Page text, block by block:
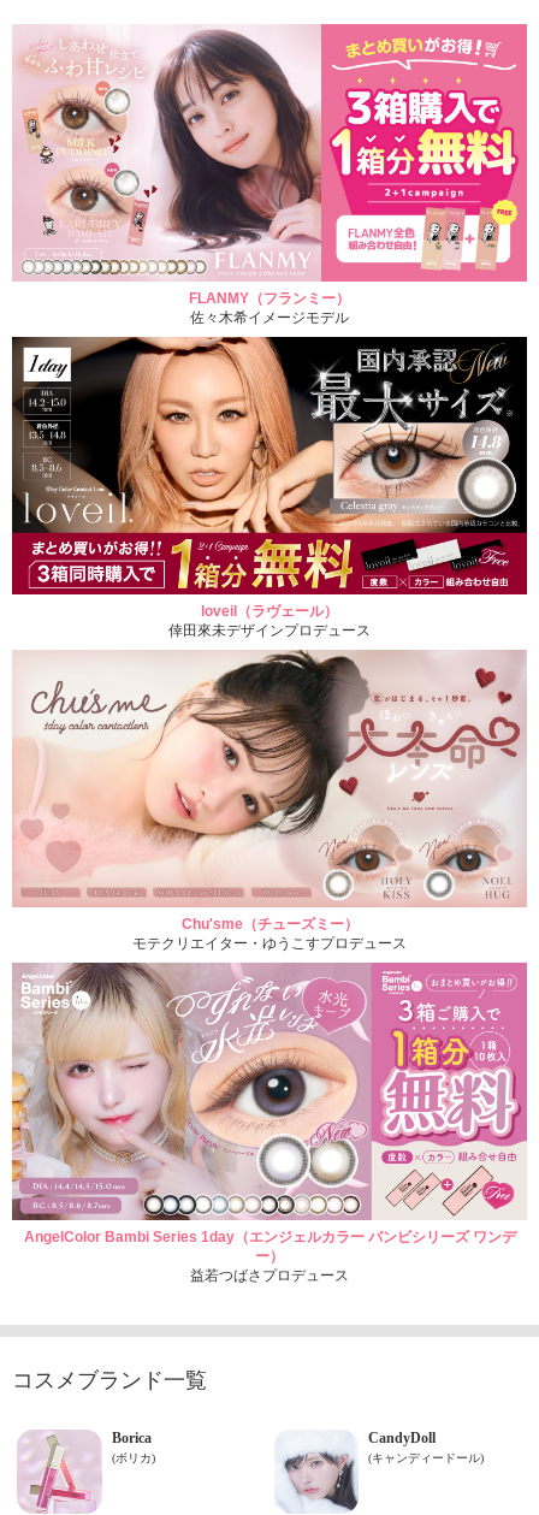
FLANMY（フランミー）
佐々木希イメージモデル
loveil（ラヴェール）
倖田來未デザインプロデュース
Chu'sme（チューズミー）
モテクリエイター・ゆうこすプロデュース
AngelColor Bambi Series 1day（エンジェルカラー バンビシリーズ ワンデ
ー）
益若つばさプロデュース
コスメブランド一覧